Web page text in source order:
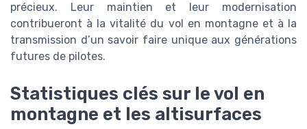
précieux. Leur maintien et leur modernisation
contribueront à la vitalité du vol en montagne et à la
transmission d’un savoir faire unique aux générations
futures de pilotes.
Statistiques clés sur le vol en
montagne et les altisurfaces